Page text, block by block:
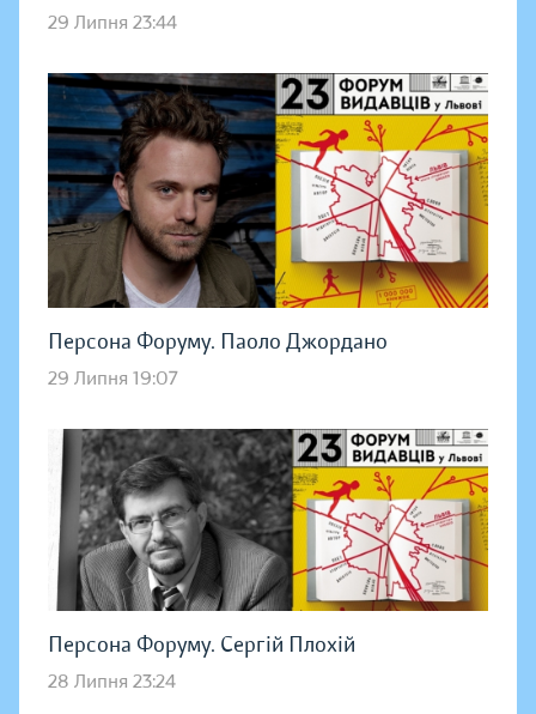
29 Липня 23:44
Персона Форуму. Паоло Джордано
29 Липня 19:07
Персона Форуму. Сергій Плохій
28 Липня 23:24